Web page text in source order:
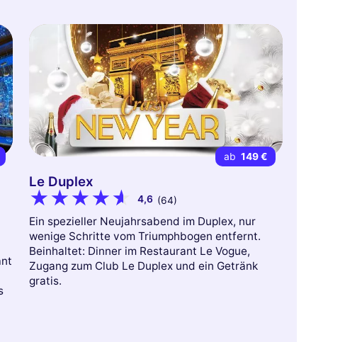
ab 149 €
Le Duplex
4,6 (64)
Ein spezieller Neujahrsabend im Duplex, nur
wenige Schritte vom Triumphbogen entfernt.
Beinhaltet: Dinner im Restaurant Le Vogue,
Zugang zum Club Le Duplex und ein Getränk
gratis.